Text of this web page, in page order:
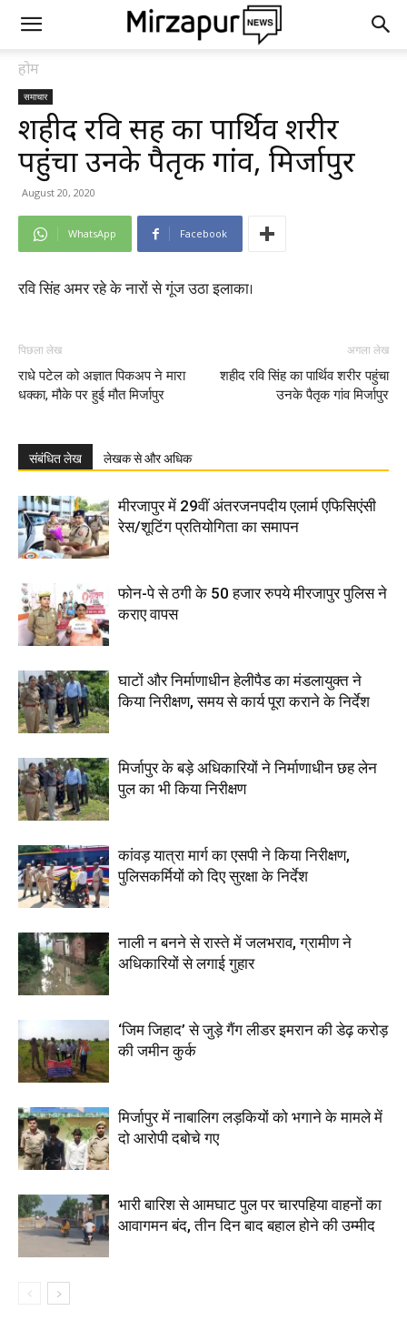
होम
समाचार
शहीद रवि सिंह का पार्थिव शरीर
पहुंचा उनके पैतृक गांव, मिर्जापुर
August 20, 2020
WhatsApp Facebook
रवि सिंह अमर रहे के नारों से गूंज उठा इलाका।
पिछला लेख
राधे पटेल को अज्ञात पिकअप ने मारा
धक्का, मौके पर हुई मौत मिर्जापुर
अगला लेख
शहीद रवि सिंह का पार्थिव शरीर पहुंचा
उनके पैतृक गांव मिर्जापुर
संबंधित लेख लेखक से और अधिक
मीरजापुर में 29वीं अंतरजनपदीय एलार्म एफिसिएंसी
रेस/शूटिंग प्रतियोगिता का समापन
फोन-पे से ठगी के 50 हजार रुपये मीरजापुर पुलिस ने
कराए वापस
घाटों और निर्माणाधीन हेलीपैड का मंडलायुक्त ने
किया निरीक्षण, समय से कार्य पूरा कराने के निर्देश
मिर्जापुर के बड़े अधिकारियों ने निर्माणाधीन छह लेन
पुल का भी किया निरीक्षण
कांवड़ यात्रा मार्ग का एसपी ने किया निरीक्षण,
पुलिसकर्मियों को दिए सुरक्षा के निर्देश
नाली न बनने से रास्ते में जलभराव, ग्रामीण ने
अधिकारियों से लगाई गुहार
‘जिम जिहाद’ से जुड़े गैंग लीडर इमरान की डेढ़ करोड़
की जमीन कुर्क
मिर्जापुर में नाबालिग लड़कियों को भगाने के मामले में
दो आरोपी दबोचे गए
भारी बारिश से आमघाट पुल पर चारपहिया वाहनों का
आवागमन बंद, तीन दिन बाद बहाल होने की उम्मीद